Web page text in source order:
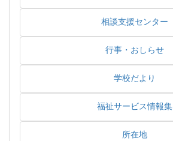
相談支援センター
行事・おしらせ
学校だより
福祉サービス情報集
所在地